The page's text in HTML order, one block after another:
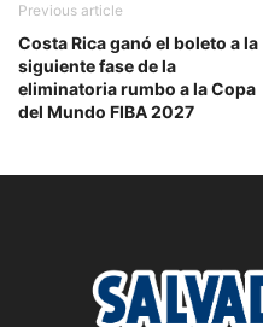
Previous article
Costa Rica ganó el boleto a la
siguiente fase de la
eliminatoria rumbo a la Copa
del Mundo FIBA 2027